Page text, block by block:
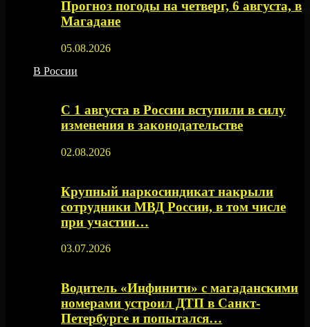
Прогноз погоды на четверг, 6 августа, в
Магадане
05.08.2026
В России
С 1 августа в России вступили в силу
изменения в законодательстве
02.08.2026
Крупный наркосиндикат накрыли
сотрудники МВД России, в том числе
при участии…
03.07.2026
Водитель «Инфинити» с магаданскими
номерами устроил ДТП в Санкт-
Петербурге и попытался…